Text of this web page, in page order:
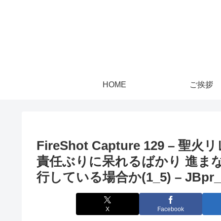
HOME ご挨拶
FireShot Capture 129 – 聖火
責任ぶりに呆れるばかり 進ま
行している場合か(1_5) –
X Facebook